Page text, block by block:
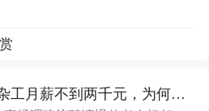
到两千元，为何有些退休老人抢着做？